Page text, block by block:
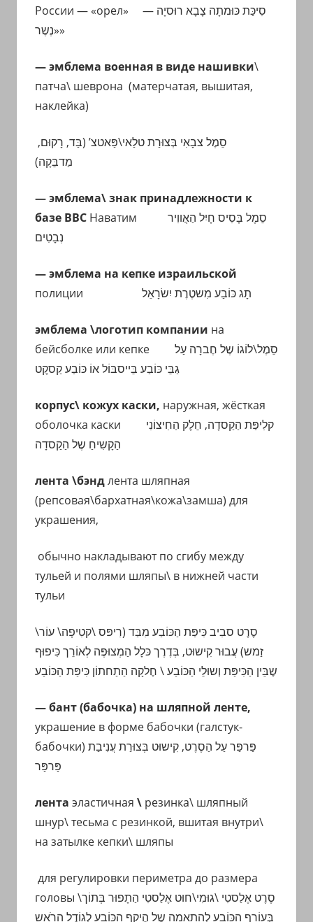
России — «орел» סִיכַּת כּוּמתָה צָבָא רוּסיָה —
«נֶשֶר»
— эмблема военная в виде нашивки\
патча\ шеврона (матерчатая, вышитая,
наклейка)
סֵמֶל צבָאִי בְּצוּרַתטלַאי\פַּאטצ’ (בַּד, רָקוּם,
— эмблема\ знак принадлежности к
базе ВВСНаватим
נְבָטִים
— эмблема на кепке израильской
полиции תָג כּוֹבַע מִשטֶרֶת יִשׂרָאֵל
эмблема \логотип компании на
бейсболке или кепке סֵמֶל\לוֹגוֹ שֶל חֶברָה עַל
גַבֵּי כּוֹבַע בֵּייסבּוֹל אוֹ כּוֹבַע קַסקֶט
корпус\ кожух каски, наружная, жёсткая
оболочка каски
קלִיפַּת הַקַסדָה, חֵלֶק הַחִיצוֹנִי
הַקָשִיחַ שֶל הַקַסדָה
лента \бэндлента шляпная
(репсовая\бархатная\кожа\замша) для
украшения,
обычно накладывают по сгибу между
тульей и полями шляпы\ в нижней части
тульи
סֶרֶט סבִיב כִּיפַּת הַכּוֹבַע מִבַּד (רִיפּס \קטִיפָה\ עוֹר\
זַמש) עֲבוּר קִישוּט, בְּדֶרֶך כּלָל הַמְצוּפֶּה לְאוֹרֵך כִּיפוּף
שֶבֵּין הַכִּיפַּת וְשוּלֵי הַכּוֹבַע\ חֶלקָה הַתַחתוֹן כִּיפַּת הַכּוֹבַע
— бант (бабочка) на шляпной ленте,
украшение в форме бабочки (галстук-
бабочки) פַּרפַּר עַל הַסֶרֶט, קִישוּט בְּצוּרַת עֲנִיבַת
лента эластичная \ резинка\ шляпный
шнур\ тесьма с резинкой, вшитая внутри\
на затылке кепки\ шляпы
для регулировки периметра до размера
головы
סֶרֶט אֶלַסטִי \גוּמִי\חוּט אֶלַסטִי הַתָפוּר בְּתוֹך\
בְּעוֹרֵף הַכּוֹבַע לְהַתאָמָה שֶל הֶיקֵף הַכּוֹבַע לְגוֹדֶל הַרֹאש